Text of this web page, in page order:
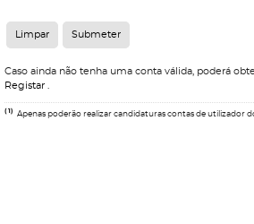
Caso ainda não tenha uma conta válida, poderá
Registar
(1) Apenas poderão realizar candidaturas contas de utilizador